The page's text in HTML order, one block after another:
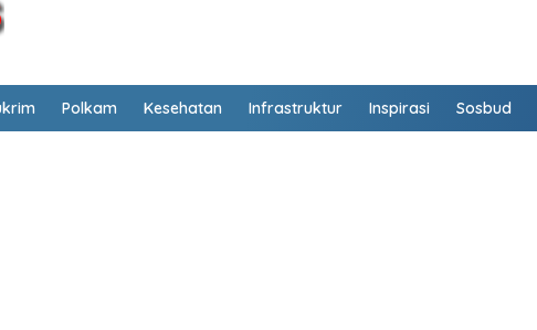
Polkam Kesehatan Infrastruktur Inspirasi Sosbud